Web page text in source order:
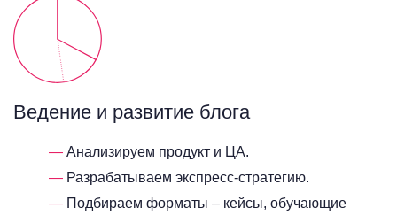
Ведение и развитие блога
Анализируем продукт и ЦА.
Разрабатываем экспресс-стратегию.
Подбираем форматы – кейсы, обучающие